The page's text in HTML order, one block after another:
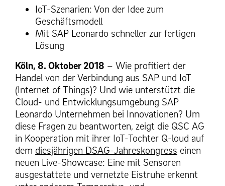
IoT-Szenarien: Von der Idee zum
Geschäftsmodell
Mit SAP Leonardo schneller zur fertigen
Lösung
Köln, 8. Oktober 2018 – Wie profitiert der
Handel von der Verbindung aus SAP und IoT
(Internet of Things)? Und wie unterstützt die
Cloud- und Entwicklungsumgebung SAP
Leonardo Unternehmen bei Innovationen? Um
diese Fragen zu beantworten, zeigt die QSC AG
in Kooperation mit ihrer IoT-Tochter Q-loud auf
dem diesjährigen DSAG-Jahreskongress einen
neuen Live-Showcase: Eine mit Sensoren
ausgestattete und vernetzte Eistruhe erkennt